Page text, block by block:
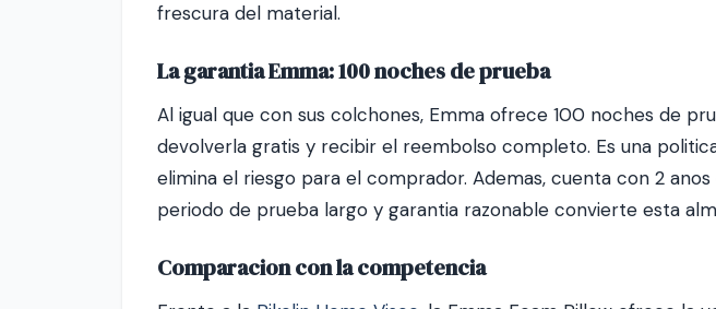
frescura del material.
La garantia Emma: 100 noches de prueba
Al igual que con sus colchones, Emma ofrece 100 noches de
devolverla gratis y recibir el reembolso completo. Es una
elimina el riesgo para el comprador. Ademas, cuenta con 2
periodo de prueba largo y garantia razonable convierte esta
Comparacion con la competencia